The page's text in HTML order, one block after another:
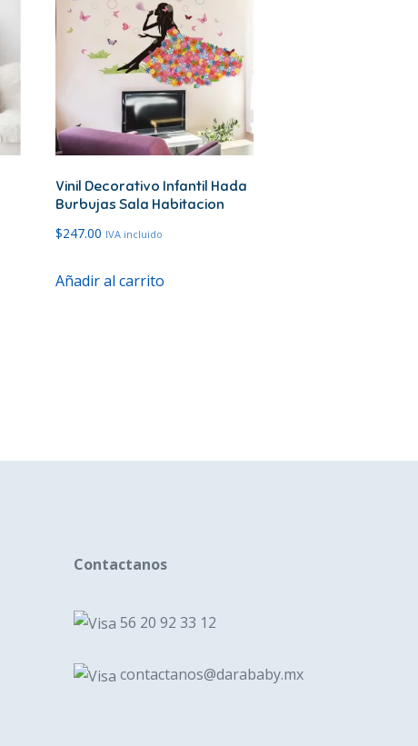
Vinil Decorativo Infantil Hada
Burbujas Sala Habitacion
$247.00 IVA incluido
Añadir al carrito
Contactanos
56 20 92 33 12
contactanos@darababy.mx